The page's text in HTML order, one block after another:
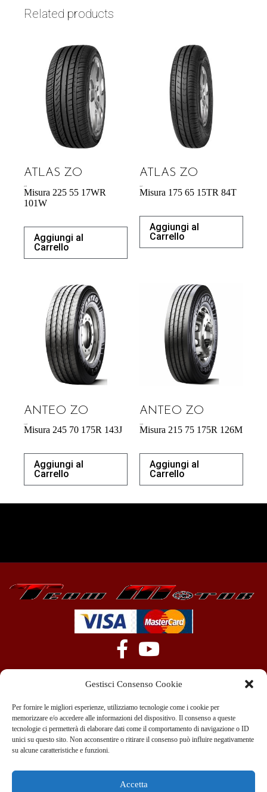
Gestisci Consenso Cookie
Per fornire le migliori esperienze, utilizziamo tecnologie come i cookie per
memorizzare e/o accedere alle informazioni del dispositivo. Il consenso a queste
tecnologie ci permetterà di elaborare dati come il comportamento di navigazione o ID
unici su questo sito. Non acconsentire o ritirare il consenso può influire negativamente
su alcune caratteristiche e funzioni.
Accetta
Related products
ATLAS ZO
Misura 225 55 17WR
101W
Aggiungi al
Carrello
ATLAS ZO
Misura 175 65 15TR 84T
Aggiungi al
Carrello
ANTEO ZO
Misura 245 70 175R 143J
Aggiungi al
Carrello
ANTEO ZO
Misura 215 75 175R 126M
Aggiungi al
Carrello
+39 351 970 89 33
info@teammotor.it